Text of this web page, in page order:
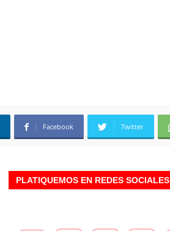
Facebook Twitter
PLATIQUEMOS EN REDES SOCIALES